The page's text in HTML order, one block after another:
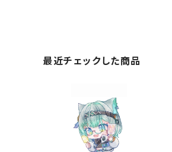
最近チェックした商品